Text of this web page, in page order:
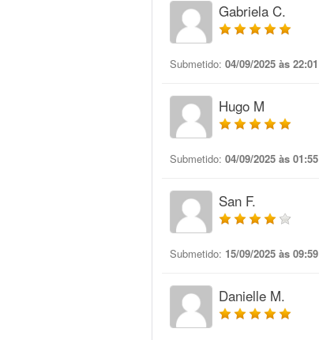
Gabriela C.
Submetido: 04/09/2025 às 22:01
Hugo M
Submetido: 04/09/2025 às 01:55
San F.
Submetido: 15/09/2025 às 09:59
Danielle M.